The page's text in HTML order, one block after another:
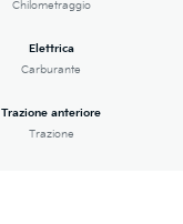
Chilometraggio
Elettrica
Carburante
Trazione anteriore
Trazione